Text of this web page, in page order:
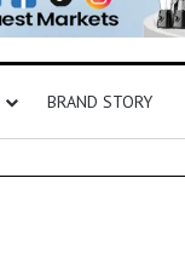
BRAND STORY